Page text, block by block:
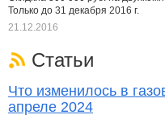
Только до 31 декабря 2016 г.
21.12.2016
Статьи
Что изменилось в
апреле 2024